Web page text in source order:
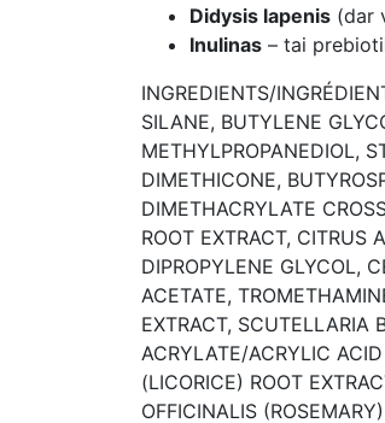
Didysis lapenis (dar
Inulinas – tai
INGREDIENTS/
SILANE, BUTYLENE
METHYLPROPANEDIOL,
DIMETHICONE,
DIMETHACRYLATE
ROOT EXTRACT, CITRUS
DIPROPYLENE GLYCOL,
ACETATE,
EXTRACT, SCUTELLARIA
ACRYLATE/ACRYLIC
(LICORICE) ROOT
OFFICINALIS